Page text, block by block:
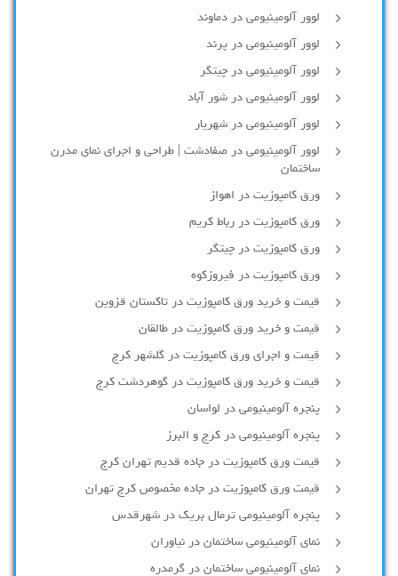
لوور آلومینیومی در دماوند
لوور آلومینیومی در پرند
لوور آلومینیومی در چیتگر
لوور آلومینیومی در شور آباد
لوور آلومينيومي در شهريار
لوور آلومینیومی در صفادشت | طراحی و اجرای نمای مدرن
ساختمان
ورق کامپوزیت در اهواز
ورق کامپوزیت در رباط کریم
ورق کامپوزیت در چیتگر
ورق کامپوزیت در فیروزکوه
قیمت و خرید ورق کامپوزیت در تاکستان قزوین
قیمت و خرید ورق کامپوزیت در طالقان
قیمت و اجرای ورق کامپوزیت در گلشهر کرج
قیمت و خرید ورق کامپوزیت در گوهردشت کرج
پنجره آلومینیومی در لواسان
پنجره آلومینیومی در کرج و البرز
قیمت ورق کامپوزیت در جاده قدیم تهران کرج
قیمت ورق کامپوزیت در جاده مخصوص کرج تهران
پنجره آلومینیومی ترمال بریک در شهرقدس
نمای آلومینیومی ساختمان در نیاوران
نمای آلومینیومی ساختمان در گرمدره